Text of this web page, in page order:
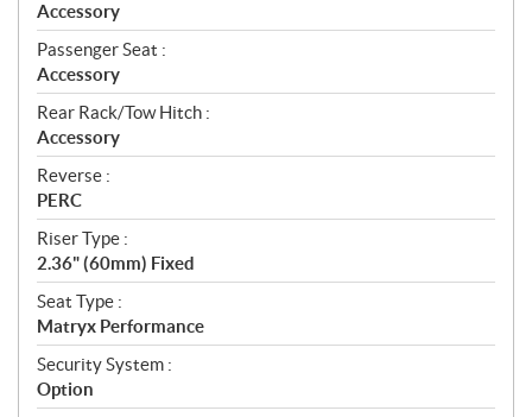
Accessory
Passenger Seat :
Accessory
Rear Rack/Tow Hitch :
Accessory
Reverse :
PERC
Riser Type :
2.36" (60mm) Fixed
Seat Type :
Matryx Performance
Security System :
Option